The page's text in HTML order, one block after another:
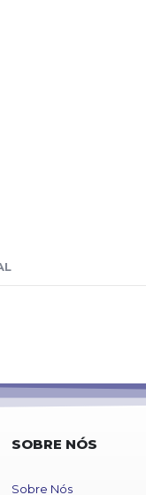
SOBRE NÓS
Sobre Nós